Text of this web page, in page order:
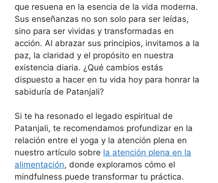
que resuena en la esencia de la vida moderna.
Sus enseñanzas no son solo para ser leídas,
sino para ser vividas y transformadas en
acción. Al abrazar sus principios, invitamos a la
paz, la claridad y el propósito en nuestra
existencia diaria. ¿Qué cambios estás
dispuesto a hacer en tu vida hoy para honrar la
sabiduría de Patanjali?
Si te ha resonado el legado espiritual de
Patanjali, te recomendamos profundizar en la
relación entre el yoga y la atención plena en
nuestro artículo sobre la atención plena en la
alimentación, donde exploramos cómo el
mindfulness puede transformar tu práctica.